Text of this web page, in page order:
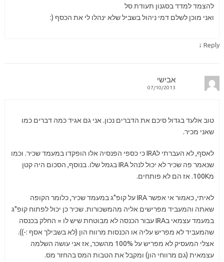
להצמד למדד בסגנון תעודת סל
ואני מוכן לשלם דמי ניהול בשביל שלא ינהלו לי את הכסף (:
Reply
↓
אבישי
07/10/2013
טוב אלעד בגדול סיכם את הדברים נכון. אני גם אגיד כמה דברים כמו
שאני מכיר.
לאסף, לא העברתי לIRA כי כספי הפנסיה אלו הופקדו במעמד שכיר. וכמו
שנאמר פה שכיר לא יכול לנהל IRA בגמל שלו. בנוסף, הסכום היה קטן
מ100K. אז הם לא פותחים.
לאיתי, כאמור אי אפשר IRA על קופ"ג במעמד שכיר, כלומר הקופה
שאתה והמעביד מפרישים אליה מהמשכורות. שכיר כן יכול לפתוח קופ"ג
במעמד עצמאי בIRA עבור הכנסה לא מבוטחת שיש לו = החלק בכנסה
שהמעביד לא מפריש עליה או הכנסות מרווח הון (לא בשבילך אסף :-)).
אצלי המעסיק לא מפריש על 100% מהשכר, אז אני עושה השלמה
עצמאית (גם מרווחי הון) ומקבל את הטבות המס בהחזר מס.